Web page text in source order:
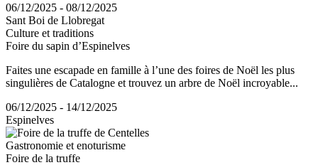
06/12/2025 - 08/12/2025
Sant Boi de Llobregat
Culture et traditions
Foire du sapin d’Espinelves
Faites une escapade en famille à l’une des foires de Noël les plus
singulières de Catalogne et trouvez un arbre de Noël incroyable...
06/12/2025 - 14/12/2025
Espinelves
Gastronomie et enoturisme
Foire de la truffe